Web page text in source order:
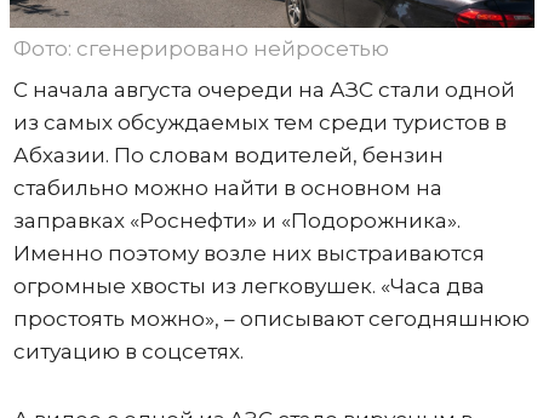
Фото: сгенерировано нейросетью
С начала августа очереди на АЗС стали одной
из самых обсуждаемых тем среди туристов в
Абхазии. По словам водителей, бензин
стабильно можно найти в основном на
заправках «Роснефти» и «Подорожника».
Именно поэтому возле них выстраиваются
огромные хвосты из легковушек. «Часа два
простоять можно», – описывают сегодняшнюю
ситуацию в соцсетях.